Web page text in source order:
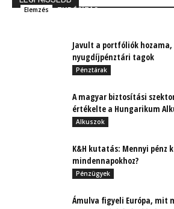
Elemzés TUDÓSÍTÁS
Javult a portfóliók hozama,
nyugdíjpénztári tagok
Pénztárak
A magyar biztosítási
értékelte a Hungarikum
Alkuszok
K&H kutatás: Mennyi pénz
mindennapokhoz?
Pénzügyek
Ámulva figyeli Európa, mit